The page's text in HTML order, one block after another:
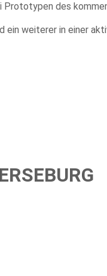
des
ein weiterer in einer